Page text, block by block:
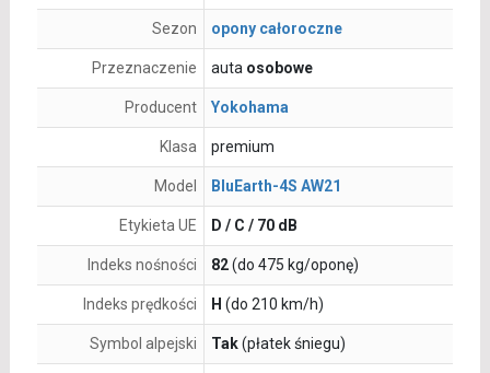
Sezon opony całoroczne
Przeznaczenie auta osobowe
Producent Yokohama
Klasa premium
Model BluEarth-4S AW21
Etykieta UE D / C / 70 dB
Indeks nośności 82(do 475 kg/oponę)
Indeks prędkości H (do 210 km/h)
Symbol alpejski Tak(płatek śniegu)